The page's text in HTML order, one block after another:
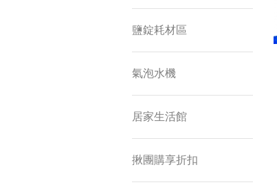
鹽錠耗材區
氣泡水機
居家生活館
揪團購享折扣